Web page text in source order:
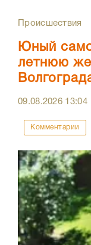
Происшествия
Юный
летнюю
09.08.2026 13:04
Комментарии